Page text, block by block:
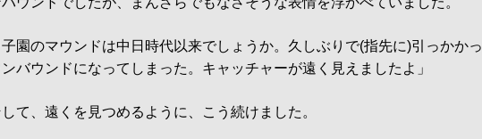
子園のマウンドは中日時代以来でしょうか。久しぶりで(指先に)引っかかっ
バウンドになってしまった。キャッチャーが遠く見えましたよ」
て、遠くを見つめるように、こう続けました。